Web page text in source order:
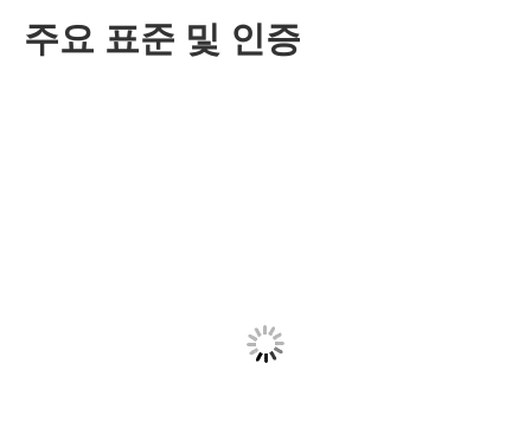
주요 표준 및 인증